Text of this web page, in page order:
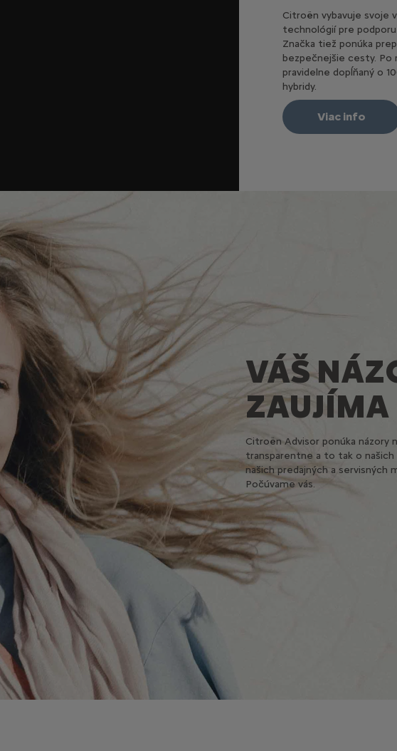
Citroën vybavuje svoje
technológií pre
Značka tiež ponúka
bezpečnejšie cesty.
pravidelne dopĺňaný o
hybridy.
Viac info
VÁŠ
ZAUJÍMA
Citroën Advisor ponúka názory
transparentne a to tak o našich
našich predajných a servisných
Počúvame vás.